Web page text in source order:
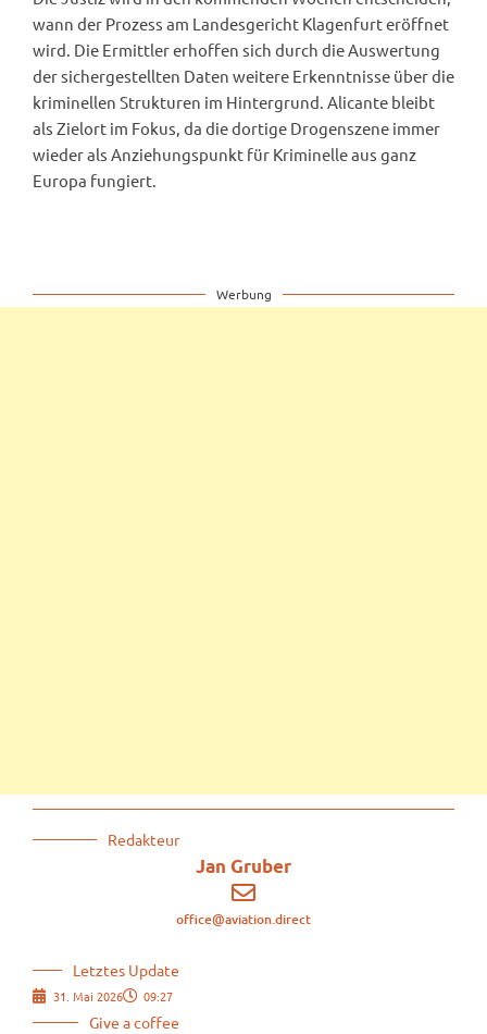
Redakteur
Jan Gruber
office@aviation.direct
Letztes Update
31. Mai 2026 09:27
Give a coffee
wann der Prozess am Landesgericht Klagenfurt eröffnet
wird. Die Ermittler erhoffen sich durch die Auswertung
der sichergestellten Daten weitere Erkenntnisse über die
kriminellen Strukturen im Hintergrund. Alicante bleibt
als Zielort im Fokus, da die dortige Drogenszene immer
wieder als Anziehungspunkt für Kriminelle aus ganz
Europa fungiert.
Werbung